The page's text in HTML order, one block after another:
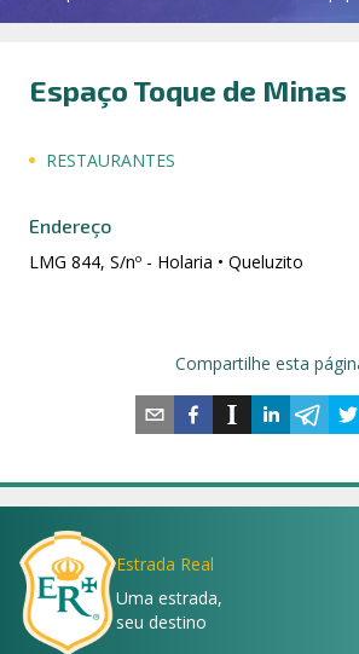
Espaço Toque de Minas
RESTAURANTES
Endereço
LMG 844, S/nº - Holaria • Queluzito
Compartilhe esta
Estrada Real
Uma estrada,
seu destino